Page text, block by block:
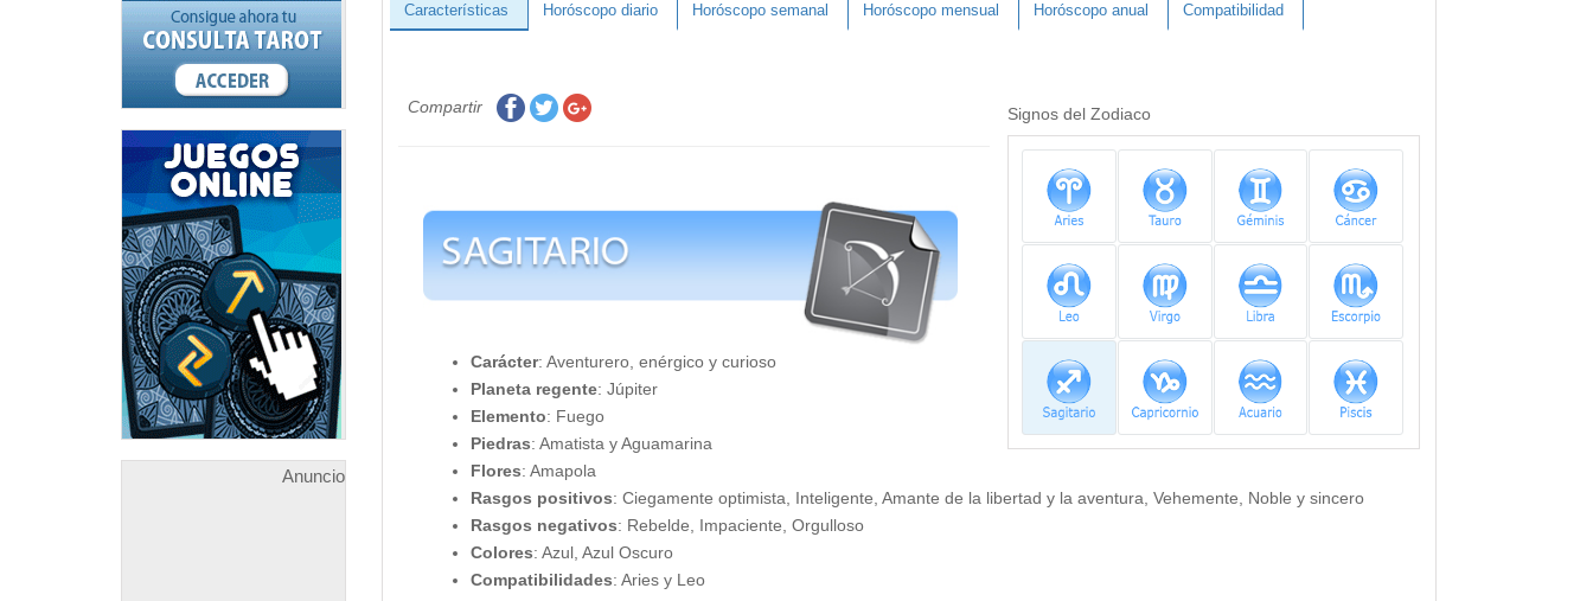
Anuncio
Características Horóscopo diario Horóscopo semanal Horóscopo mensual Horóscopo anual Compatibilidad
Signos del Zodiaco
Compartir
Carácter: Aventurero, enérgico y curioso
Planeta regente: Júpiter
Elemento: Fuego
Piedras: Amatista y Aguamarina
Flores: Amapola
Rasgos positivos: Ciegamente optimista, Inteligente, Amante de la libertad y la aventura, Vehemente, Noble y sincero
Rasgos negativos: Rebelde, Impaciente, Orgulloso
Colores: Azul, Azul Oscuro
Compatibilidades: Aries y Leo